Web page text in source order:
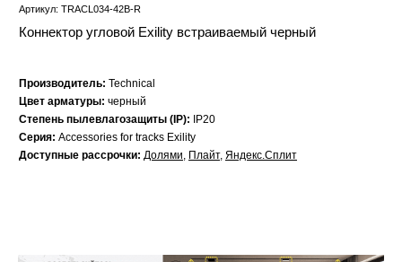
Артикул: TRACL034-42B-R
Коннектор угловой Exility встраиваемый черный
Производитель: Technical
Цвет арматуры: черный
Степень пылевлагозащиты (IP):
IP20
Серия: Accessories for tracks Exility
Доступные рассрочки: Долями, Плайт, Яндекс.Сплит